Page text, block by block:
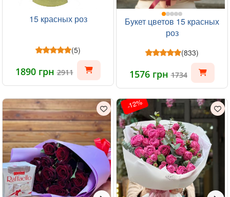
15 красных роз
(5)
1890 грн2911
Букет цветов 15 красных
роз
(833)
1576 грн1734
-12%